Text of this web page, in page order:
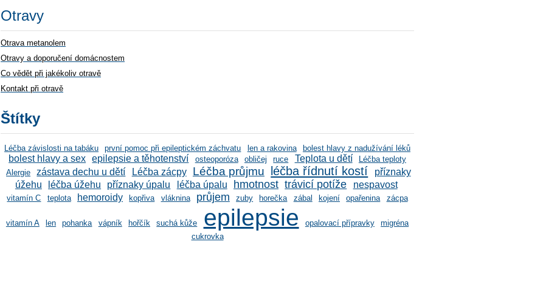
Otravy
Otrava metanolem
Otravy a doporučení domácnostem
Co vědět při jakékoliv otravě
Kontakt při otravě
Štítky
Léčba závislosti na tabáku první pomoc při epileptickém záchvatu len a rakovina bolest hlavy z nadužívání léků
bolest hlavy a sex epilepsie a těhotenství osteoporóza obličej ruce Teplota u dětí
Léčba teploty
Alergie
zástava dechu u dětí Léčba zácpy Léčba průjmu léčba řídnutí kostí
příznaky
úžehu
léčba úžehu příznaky úpalu léčba úpalu hmotnost trávicí potíže nespavost
vitamín C teplota hemoroidy kopřiva vláknina průjem zuby horečka zábal kojení opařenina zácpa
vitamín A len pohanka vápník hořčík suchá kůže epilepsie opalovací přípravky
migréna
cukrovka